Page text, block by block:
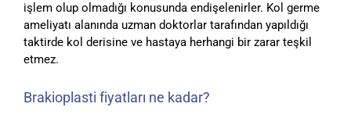
işlem olup olmadığı konusunda endişelenirler. Kol germe
ameliyatı alanında uzman doktorlar tarafından yapıldığı
taktirde kol derisine ve hastaya herhangi bir zarar teşkil
etmez.
Brakioplasti fiyatları ne kadar?